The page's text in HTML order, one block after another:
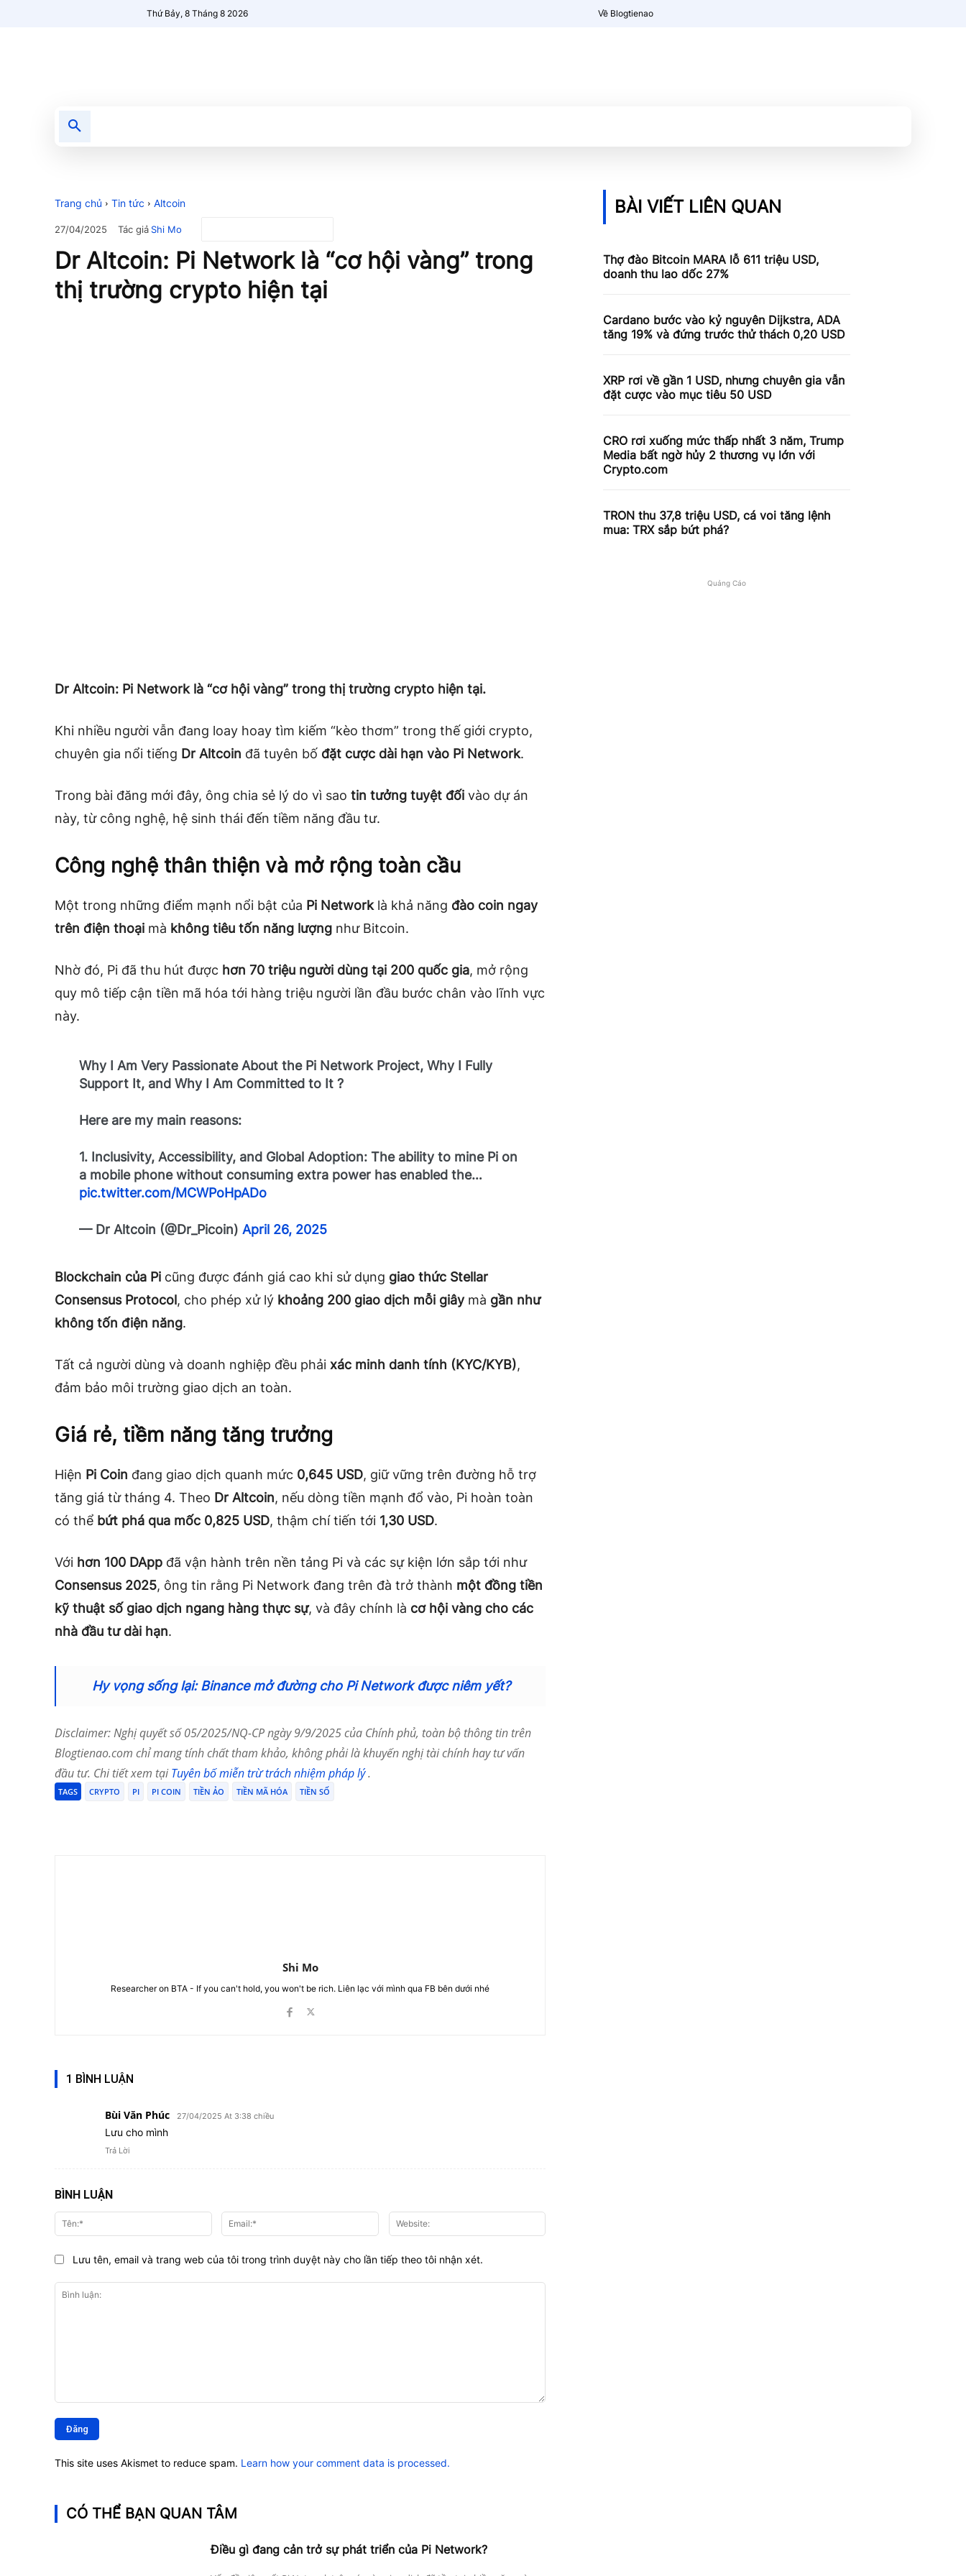
Thứ Bảy, 8 Tháng 8 2026 Về Blogtienao
Trang chủ Tin tức Altcoin
27/04/2025 Tác giảShi Mo
Dr Altcoin: Pi Network là “cơ hội vàng” trong
thị trường crypto hiện tại
Dr Altcoin: Pi Network là “cơ hội vàng” trong thị trường crypto hiện tại.
Khi nhiều người vẫn đang loay hoay tìm kiếm “kèo thơm” trong thế giới crypto,
chuyên gia nổi tiếng Dr Altcoin đã tuyên bố đặt cược dài hạn vào Pi Network.
Trong bài đăng mới đây, ông chia sẻ lý do vì sao tin tưởng tuyệt đối vào dự án
này, từ công nghệ, hệ sinh thái đến tiềm năng đầu tư.
Công nghệ thân thiện và mở rộng toàn cầu
Một trong những điểm mạnh nổi bật của Pi Networklà khả năng đào coin ngay
trên điện thoại mà không tiêu tốn năng lượng như Bitcoin.
Nhờ đó, Pi đã thu hút được hơn 70 triệu người dùng tại 200 quốc gia, mở rộng
quy mô tiếp cận tiền mã hóa tới hàng triệu người lần đầu bước chân vào lĩnh vực
này.
Why I Am Very Passionate About the Pi Network Project, Why I Fully
Support It, and Why I Am Committed to It ?
Here are my main reasons:
1. Inclusivity, Accessibility, and Global Adoption: The ability to mine Pi on
a mobile phone without consuming extra power has enabled the…
pic.twitter.com/MCWPoHpADo
— Dr Altcoin (@Dr_Picoin)April 26, 2025
Blockchain của Pi cũng được đánh giá cao khi sử dụng giao thức Stellar
Consensus Protocol, cho phép xử lý khoảng 200 giao dịch mỗi giâymà gần như
không tốn điện năng.
Tất cả người dùng và doanh nghiệp đều phải xác minh danh tính (KYC/KYB),
đảm bảo môi trường giao dịch an toàn.
Giá rẻ, tiềm năng tăng trưởng
Hiện Pi Coin đang giao dịch quanh mức 0,645 USD, giữ vững trên đường hỗ trợ
tăng giá từ tháng 4. Theo Dr Altcoin, nếu dòng tiền mạnh đổ vào, Pi hoàn toàn
có thể bứt phá qua mốc 0,825 USD, thậm chí tiến tới 1,30 USD.
Với hơn 100 DApp đã vận hành trên nền tảng Pi và các sự kiện lớn sắp tới như
Consensus 2025, ông tin rằng Pi Network đang trên đà trở thành một đồng tiền
kỹ thuật số giao dịch ngang hàng thực sự, và đây chính là cơ hội vàng cho các
nhà đầu tư dài hạn.
Hy vọng sống lại: Binance mở đường cho Pi Network được niêm yết?
Disclaimer: Nghị quyết số 05/2025/NQ-CP ngày 9/9/2025 của Chính phủ, toàn bộ thông tin trên
Blogtienao.com chỉ mang tính chất tham khảo, không phải là khuyến nghị tài chính hay tư vấn
đầu tư. Chi tiết xem tạiTuyên bố miễn trừ trách nhiệm pháp lý.
TAGS CRYPTO PI PI COIN TIỀN ẢO TIỀN MÃ HÓA TIỀN SỐ
Shi Mo
Researcher on BTA - If you can't hold, you won't be rich. Liên lạc với mình qua FB bên dưới nhé
1 BÌNH LUẬN
Bùi Văn Phúc 27/04/2025 At 3:38 chiều
Lưu cho mình
Trả Lời
BÌNH LUẬN
luận:
Tên:* Email:*
Lưu tên, email và trang web của tôi trong trình duyệt này cho lần tiếp theo tôi nhận xét.
This site uses Akismet to reduce spam. Learn how your comment data is processed.
CÓ THỂ BẠN QUAN TÂM
Điều gì đang cản trở sự phát triển của Pi Network?
BÀI VIẾT LIÊN QUAN
Thợ đào Bitcoin MARA lỗ 611 triệu USD,
doanh thu lao dốc 27%
Cardano bước vào kỷ nguyên Dijkstra, ADA
tăng 19% và đứng trước thử thách 0,20 USD
XRP rơi về gần 1 USD, nhưng chuyên gia vẫn
đặt cược vào mục tiêu 50 USD
CRO rơi xuống mức thấp nhất 3 năm, Trump
Media bất ngờ hủy 2 thương vụ lớn với
Crypto.com
TRON thu 37,8 triệu USD, cá voi tăng lệnh
mua: TRX sắp bứt phá?
Quảng Cáo